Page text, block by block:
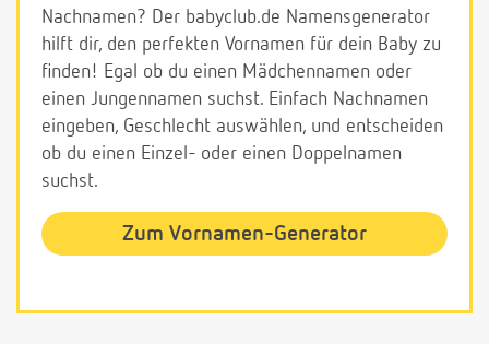
Nachnamen? Der babyclub.de Namensgenerator
hilft dir, den perfekten Vornamen für dein Baby zu
finden! Egal ob du einen Mädchennamen oder
einen Jungennamen suchst. Einfach Nachnamen
eingeben, Geschlecht auswählen, und entscheiden
ob du einen Einzel- oder einen Doppelnamen
suchst.
Zum Vornamen-Generator